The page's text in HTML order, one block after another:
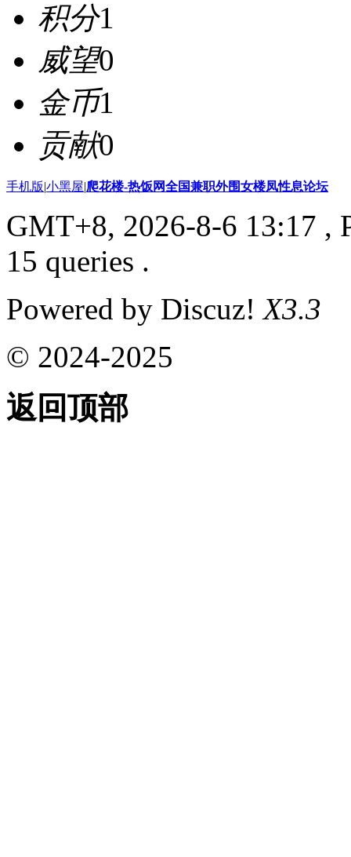
积分1
威望0
金币1
贡献0
手机版|小黑屋|爬花楼-热饭网全国兼职外围女楼凤性息论坛
GMT+8, 2026-8-6 13:17 ,
15 queries .
Powered by Discuz!X3.3
© 2024-2025
返回顶部